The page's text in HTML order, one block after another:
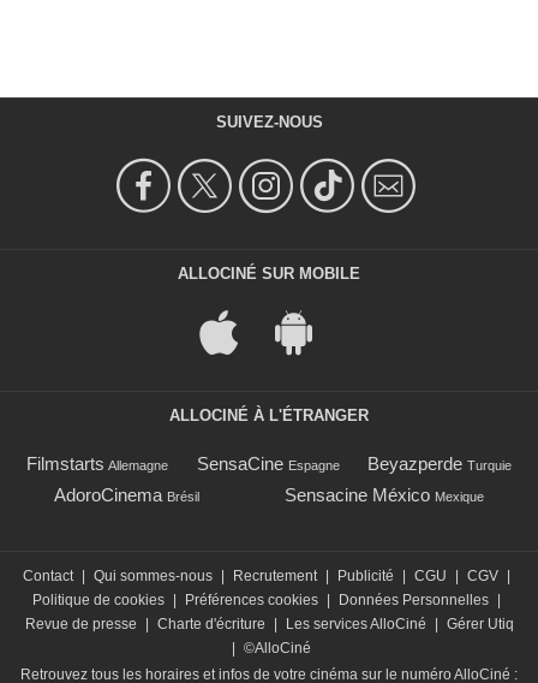
SUIVEZ-NOUS
ALLOCINÉ SUR MOBILE
ALLOCINÉ À L'ÉTRANGER
Filmstarts Allemagne SensaCine Espagne Beyazperde Turquie
AdoroCinema Brésil Sensacine México Mexique
Contact Qui sommes-nous Recrutement Publicité CGU CGV
Politique de cookies
Préférences cookies Données Personnelles
Revue de presse
Charte d'écriture Les services AlloCiné
Gérer Utiq
©AlloCiné
Retrouvez tous les horaires et infos de votre cinéma sur le numéro AlloCiné :